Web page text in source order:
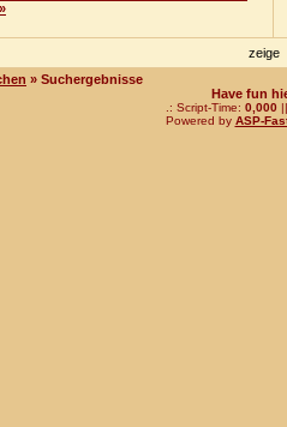
»
zeige
» Suchergebnisse
Have fun
.: Script-Time: 0,000||
Powered by ASP-